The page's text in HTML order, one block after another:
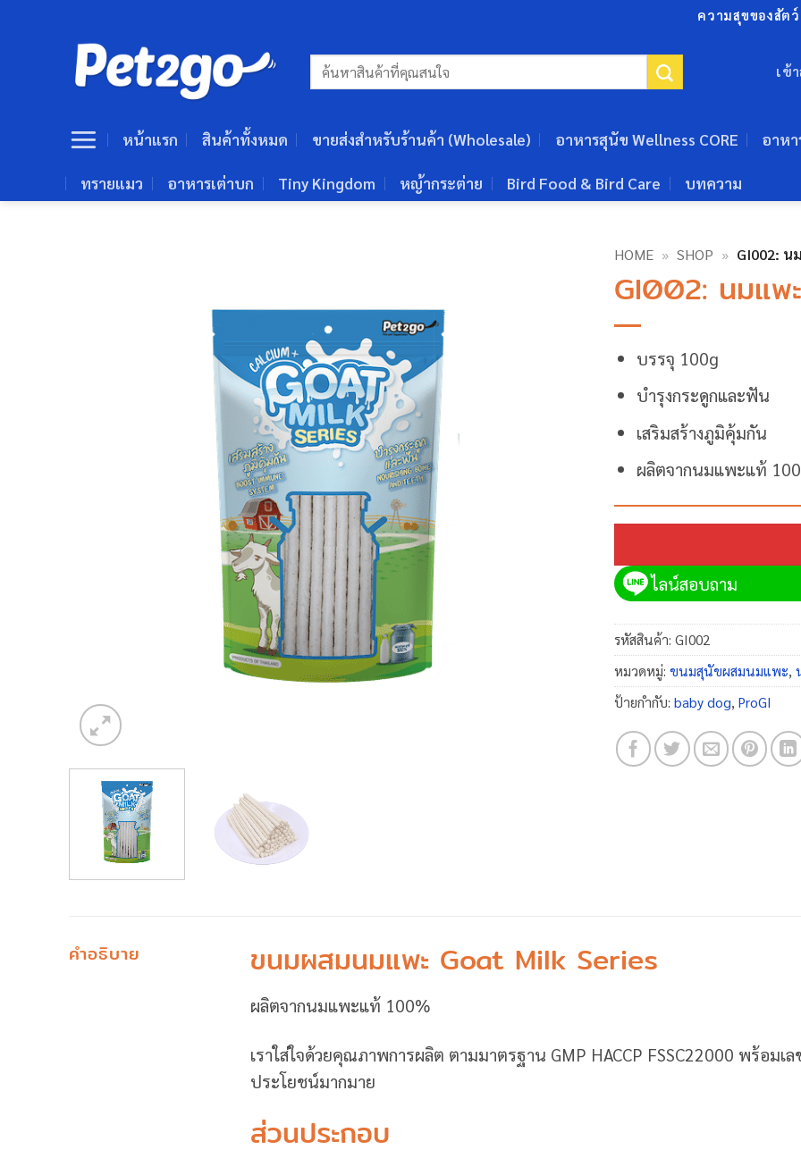
ความสุขของสัตว์
ค้นหา: เข้
หน้าแรก สินค้าทั้งหมด ขายส่งสำหรับร้านค้า (Wholesale) อาหารสุนัข Wellness CORE อาหา
ทรายแมว อาหารเต่าบก Tiny Kingdom หญ้ากระต่าย Bird Food & Bird Care บทความ
HOME » SHOP » GI002: น
GI002: นมแ
บรรจุ 100g
บำรุงกระดูกและฟัน
เสริมสร้างภูมิคุ้มกัน
ผลิตจากนมแพะแท้
ไลน์สอบถาม
รหัสสินค้า: GI002
หมวดหมู่: ขนมสุนัขผสมนมแพะ,
ป้ายกำกับ: baby dog, ProGI
คำอธิบาย ขนมผสมนมแพะ Goat Milk Series
ผลิตจากนมแพะแท้ 100%
เราใส่ใจด้วยคุณภาพการผลิต ตามมาตรฐาน GMP HACCP FSSC22000 พร้อม
ประโยชน์มากมาย
ส่วนประกอบ